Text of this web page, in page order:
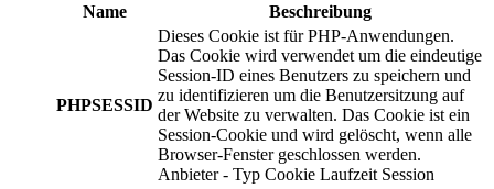
Name
Beschreibung
PHPSESSID
Dieses Cookie ist für PHP-Anwendungen.
Das Cookie wird verwendet um die eindeutige
Session-ID eines Benutzers zu speichern und
zu identifizieren um die Benutzersitzung auf
der Website zu verwalten. Das Cookie ist ein
Session-Cookie und wird gelöscht, wenn alle
Browser-Fenster geschlossen werden.
Anbieter - Typ Cookie Laufzeit Session